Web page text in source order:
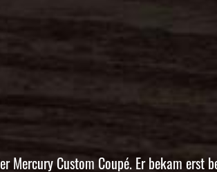
Mercury Custom Coupé. Er bekam